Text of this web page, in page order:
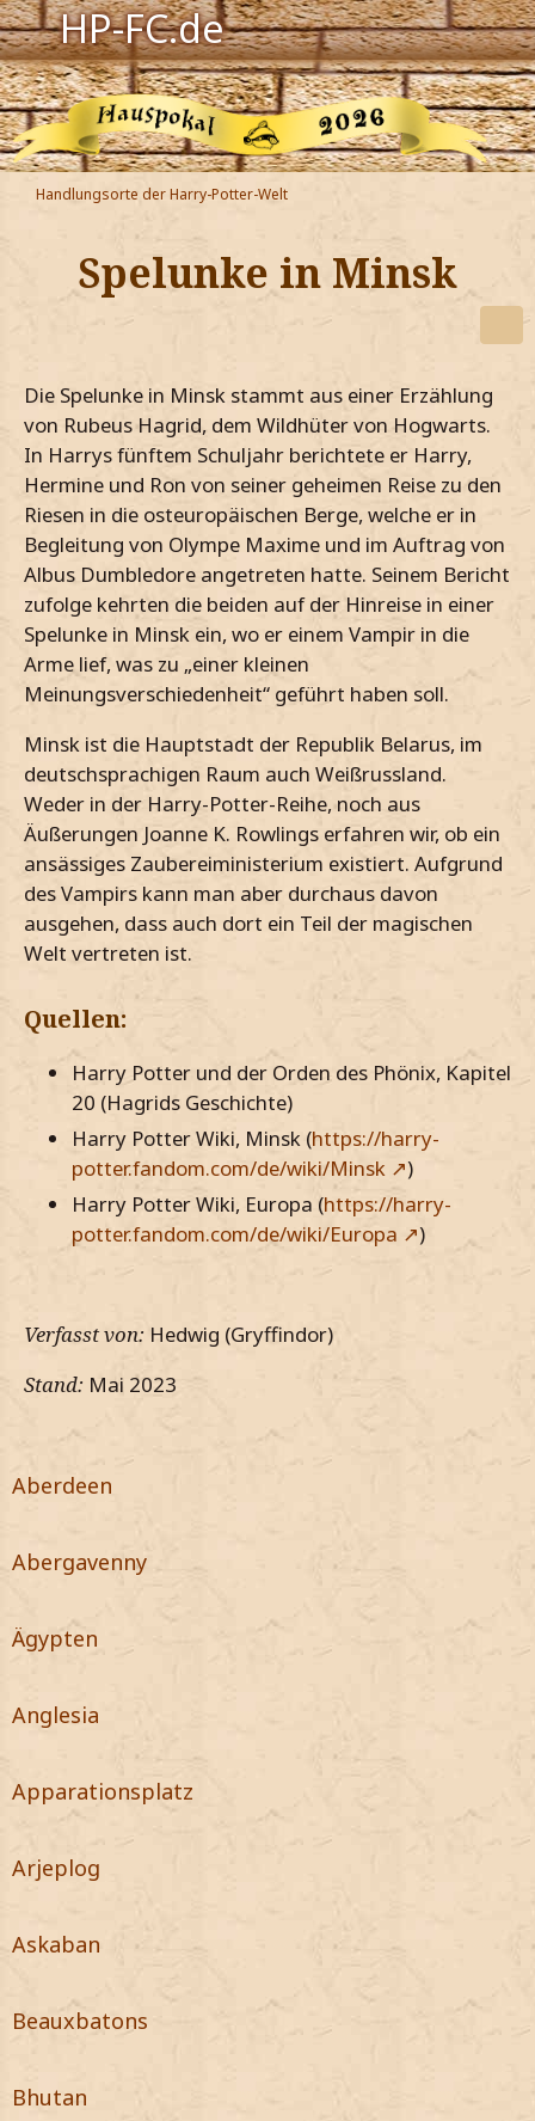
HP-FC.de
Navigation
Harry Potter
Der HP-FC
Hogwarts
Zauberwelt
Jetzt Fanclub-Mitglied werden!
Handlungsorte der Harry-Potter-Welt
Spelunke in Minsk
Die Spelunke in Minsk stammt aus einer Erzählung
von Rubeus Hagrid, dem Wildhüter von Hogwarts.
In Harrys fünftem Schuljahr berichtete er Harry,
Hermine und Ron von seiner geheimen Reise zu den
Riesen in die osteuropäischen Berge, welche er in
Begleitung von Olympe Maxime und im Auftrag von
Albus Dumbledore angetreten hatte. Seinem Bericht
zufolge kehrten die beiden auf der Hinreise in einer
Spelunke in Minsk ein, wo er einem Vampir in die
Arme lief, was zu „einer kleinen
Meinungsverschiedenheit“ geführt haben soll.
Minsk ist die Hauptstadt der Republik Belarus, im
deutschsprachigen Raum auch Weißrussland.
Weder in der Harry-Potter-Reihe, noch aus
Äußerungen Joanne K. Rowlings erfahren wir, ob ein
ansässiges Zaubereiministerium existiert. Aufgrund
des Vampirs kann man aber durchaus davon
ausgehen, dass auch dort ein Teil der magischen
Welt vertreten ist.
Quellen:
Harry Potter und der Orden des Phönix, Kapitel
20 (Hagrids Geschichte)
Harry Potter Wiki, Minsk (https://harry-
potter.fandom.com/de/wiki/Minsk
)
Harry Potter Wiki, Europa (https://harry-
potter.fandom.com/de/wiki/Europa
)
Verfasst von: Hedwig (Gryffindor)
Stand: Mai 2023
Aberdeen
Abergavenny
Ägypten
Anglesia
Apparationsplatz
Arjeplog
Askaban
Beauxbatons
Bhutan